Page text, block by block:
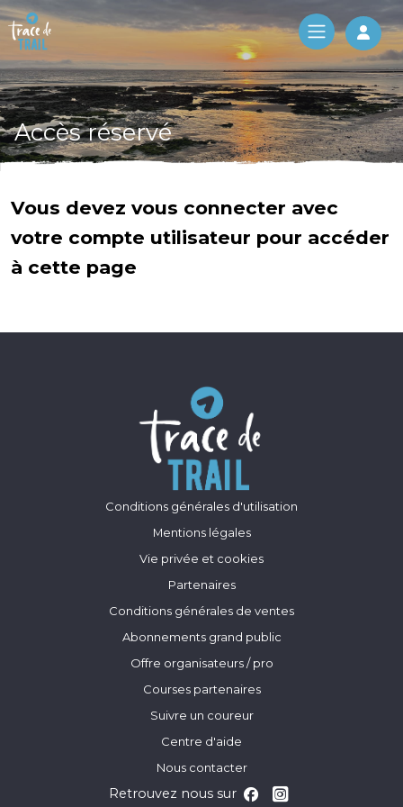
Log
Accès réservé
Vous devez vous connecter avec
votre compte utilisateur pour accéder
à cette page
Conditions générales d'utilisation
Mentions légales
Vie privée et cookies
Partenaires
Conditions générales de ventes
Abonnements grand public
Offre organisateurs / pro
Courses partenaires
Suivre un coureur
Centre d'aide
Nous contacter
Retrouvez nous sur